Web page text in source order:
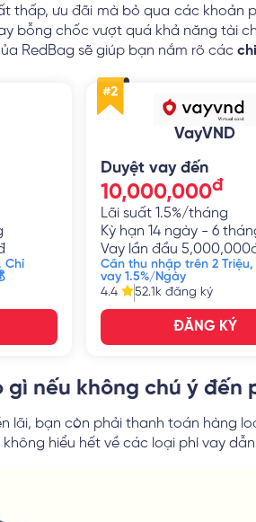
thấp, ưu đãi mà bỏ qua các khoản
bỗng chốc vượt quá khả năng tài
RedBag sẽ giúp bạn nắm rõ các
Chỉ
VayVND
Duyệt vay đến
10,000,000đ
Lãi suất 1.5%/tháng
Kỳ hạn 14 ngày - 6
Vay lần đầu 5,000,000
Cần thu nhập trên 2
vay 1.5%/Ngày
4.4
52.1k đăng ký
ĐĂNG KÝ
gì nếu không chú ý đến
lãi, bạn còn phải thanh toán hàng
hiểu hết về các loại phí vay